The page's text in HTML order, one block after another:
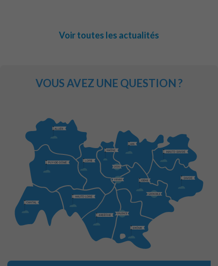
Voir toutes les actualités
VOUS AVEZ UNE QUESTION ?